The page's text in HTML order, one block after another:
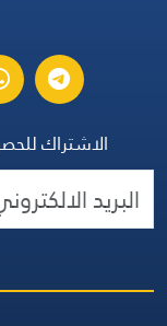
الاشتراك